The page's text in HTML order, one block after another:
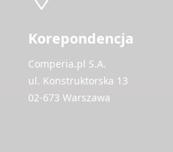
Korepondencja
Comperia.pl S.A.
ul. Konstruktorska 13
02-673 Warszawa